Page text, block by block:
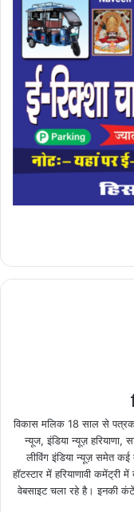
विकास मलिक 18 साल से
न्यूज, इंडिया न्यूज़
लीविंग इंडिया न्यूज़ समेत
हॉटस्टार में हरियाणावी
वेबसाइट चला रहे है। इनकी